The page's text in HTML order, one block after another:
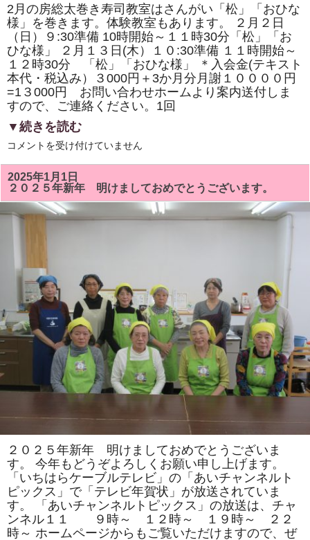
巻
き
ま
す。
体
験
教
室
も
あ
り
す。
2月の房総太巻き寿司教室はさんがい「松」「おひな
様」を巻きます。体験教室もあります。 ２月２日
（日）９:30準備 10時開始～１１時30分「松」「お
ひな様」 ２月１３日(木）１０:30準備 １１時開始～
１２時30分 「松」「おひな様」 ＊入会金(テキスト
本代・税込み）３000円＋3か月分月謝１００００円
=1３000円 お問い合わせホームより案内送付しま
すので、ご連絡ください。1回
▼続きを読む
２
の
房
総
太
巻
き
は
「松」
「お
な
様」
を
巻
験
も
り
ま
す。
は
コメントを受け付けていません
2025年1月1日
２０２５年新年 明けましておめでとうございます。
２０２５年新年 明けましておめでとうございま
す。 今年もどうぞよろしくお願い申し上げます。
「いちはらケーブルテレビ」の「あいチャンネルト
ピックス」で「テレビ年賀状」が放送されていま
す。 「あいチャンネルトピックス」の放送は、チャ
ンネル１１ ９時～ １２時～ １９時～ ２２
時～ ホームページからもご覧いただけますので、ぜ